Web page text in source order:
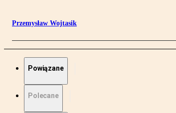
Przemysław Wojtasik
Powiązane
Polecane